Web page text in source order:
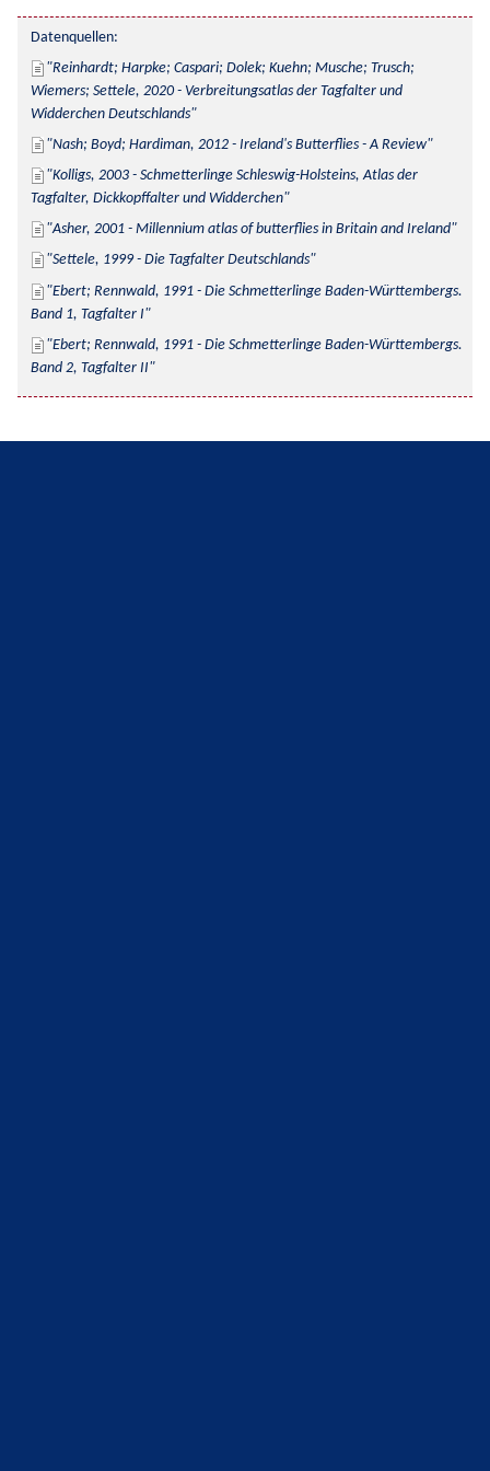
Datenquellen:
Reinhardt; Harpke; Caspari; Dolek; Kuehn; Musche; Trusch;
Wiemers; Settele, 2020 - Verbreitungsatlas der Tagfalter und
Widderchen Deutschlands
Nash; Boyd; Hardiman, 2012 - Ireland's Butterflies - A Review
Kolligs, 2003 - Schmetterlinge Schleswig-Holsteins, Atlas der
Tagfalter, Dickkopffalter und Widderchen
Asher, 2001 - Millennium atlas of butterflies in Britain and Ireland
Settele, 1999 - Die Tagfalter Deutschlands
Ebert; Rennwald, 1991 - Die Schmetterlinge Baden-Württembergs.
Band 1, Tagfalter I
Ebert; Rennwald, 1991 - Die Schmetterlinge Baden-Württembergs.
Band 2, Tagfalter II